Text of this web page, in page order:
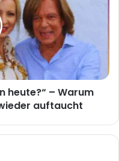
heute?“ – Warum
auftaucht